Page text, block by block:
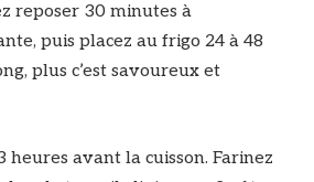
reposer 30 minutes à
puis placez au frigo 24 à 48
plus c’est savoureux et
heures avant la cuisson. Farinez